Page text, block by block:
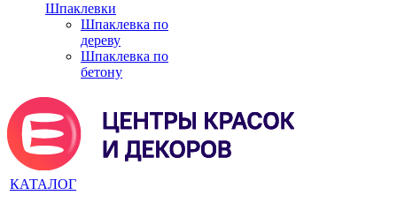
Шпаклевки
Шпаклевка по
дереву
Шпаклевка по
бетону
КАТАЛОГ